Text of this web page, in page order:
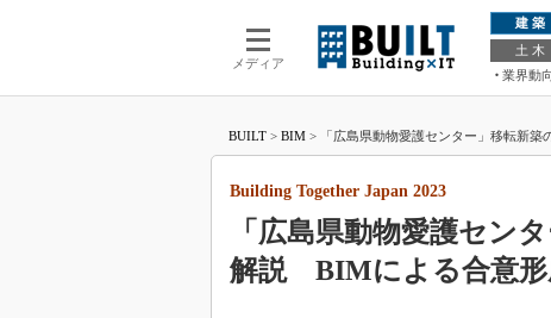
メディア
建
土
業界動
BUILT > BIM > 「広島県動物愛護センター」移転新
「広島県動物愛護セン
解説 BIMによる合意形
Building Together Japan 2023